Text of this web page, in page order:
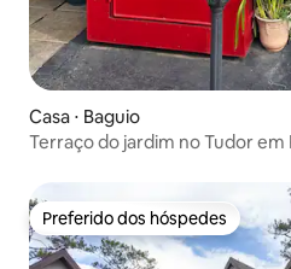
Casa ⋅ Baguio
Terraço do jardim no Tudor em
Preferido dos hóspedes
Preferido dos hóspedes